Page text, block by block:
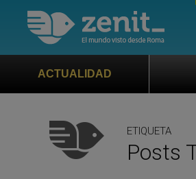
ACTUALIDADHimno oficial de la
ETIQUETA
Posts